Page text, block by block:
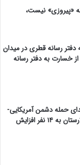
«پیروزی» نیست،
رسانه قطری در میدان
خسارت به دفتر رسانه
حمله دشمن آمریکایی-
صهیونیستی به دادگستری لارستان به ۱۴ نفر افزایش